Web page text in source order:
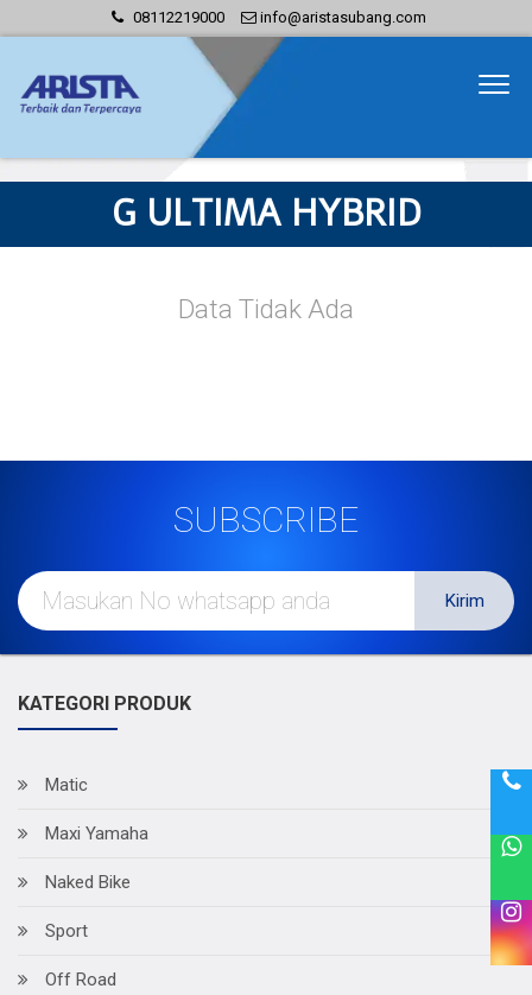
08112219000 info@aristasubang.com
G ULTIMA HYBRID
SUBSCRIBE
Kirim
KATEGORI PRODUK
Matic
Maxi Yamaha
Naked Bike
Sport
Off Road